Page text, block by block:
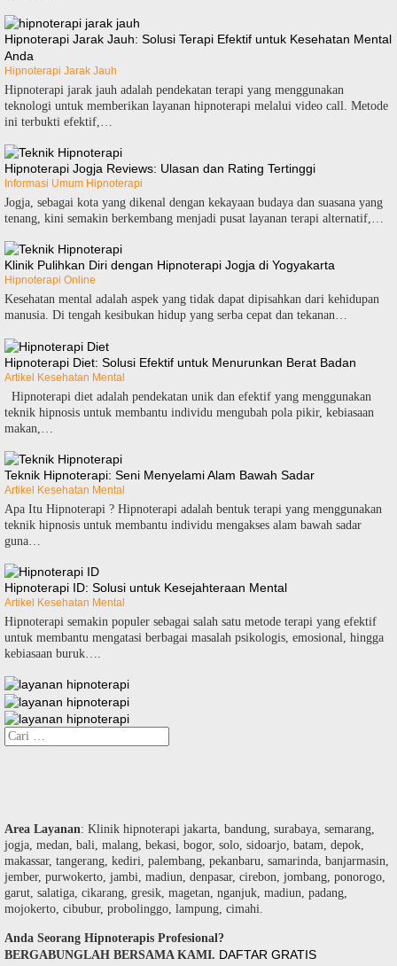
Hipnoterapi Jarak Jauh: Solusi Terapi Efektif untuk Kesehatan Mental
Anda
Hipnoterapi Jarak Jauh
Hipnoterapi jarak jauh adalah pendekatan terapi yang menggunakan
teknologi untuk memberikan layanan hipnoterapi melalui video call. Metode
ini terbukti efektif,…
Hipnoterapi Jogja Reviews: Ulasan dan Rating Tertinggi
Informasi Umum Hipnoterapi
Jogja, sebagai kota yang dikenal dengan kekayaan budaya dan suasana yang
tenang, kini semakin berkembang menjadi pusat layanan terapi alternatif,…
Klinik Pulihkan Diri dengan Hipnoterapi Jogja di Yogyakarta
Hipnoterapi Online
Kesehatan mental adalah aspek yang tidak dapat dipisahkan dari kehidupan
manusia. Di tengah kesibukan hidup yang serba cepat dan tekanan…
Hipnoterapi Diet: Solusi Efektif untuk Menurunkan Berat Badan
Artikel Kesehatan Mental
Hipnoterapi diet adalah pendekatan unik dan efektif yang menggunakan
teknik hipnosis untuk membantu individu mengubah pola pikir, kebiasaan
makan,…
Teknik Hipnoterapi: Seni Menyelami Alam Bawah Sadar
Artikel Kesehatan Mental
Apa Itu Hipnoterapi ? Hipnoterapi adalah bentuk terapi yang menggunakan
teknik hipnosis untuk membantu individu mengakses alam bawah sadar
guna…
Hipnoterapi ID: Solusi untuk Kesejahteraan Mental
Artikel Kesehatan Mental
Hipnoterapi semakin populer sebagai salah satu metode terapi yang efektif
untuk membantu mengatasi berbagai masalah psikologis, emosional, hingga
kebiasaan buruk….
Cari
untuk:
Area Layanan: Klinik hipnoterapi jakarta, bandung, surabaya, semarang,
jogja, medan, bali, malang, bekasi, bogor, solo, sidoarjo, batam, depok,
makassar, tangerang, kediri, palembang, pekanbaru, samarinda, banjarmasin,
jember, purwokerto, jambi, madiun, denpasar, cirebon, jombang, ponorogo,
garut, salatiga, cikarang, gresik, magetan, nganjuk, madiun, padang,
mojokerto, cibubur, probolinggo, lampung, cimahi.
Anda Seorang Hipnoterapis Profesional?
BERGABUNGLAH BERSAMA KAMI. DAFTAR GRATIS